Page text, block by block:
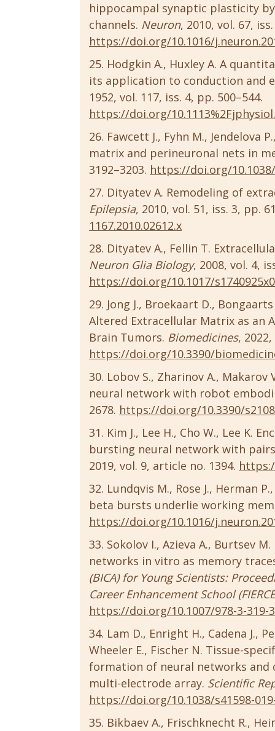
hippocampal synaptic plasticity
channels. Neuron, 2010, vol. 67,
https://doi.org/10.1016/
Hodgkin A., Huxley A. A
its application to conduction and
1952, vol. 117, iss. 4, pp. 500–544.
https://doi.org/
Fawcett J., Fyhn M., Jendelova
matrix and perineuronal nets in
3192–3203. https://doi.org/
Dityatev A. Remodeling of
Epilepsia, 2010, vol. 51, iss. 3, pp.
1167.2010.02612.x
Dityatev A., Fellin T.
Neuron Glia Biology, 2008, vol. 4,
https://doi.org/10.1017/
Jong J., Broekaart D.,
Altered Extracellular Matrix as an
Brain Tumors. Biomedicines,
https://doi.org/10.3390/
Lobov S., Zharinov A.,
neural network with robot
2678. https://doi.org/10.3390/
Kim J., Lee H., Cho W., Lee K.
bursting neural network with
2019, vol. 9, article no. 1394.
Lundqvis M., Rose J., Herman
beta bursts underlie working
https://doi.org/10.1016/
Sokolov I., Azieva A., Burtsev
networks in vitro as memory
(BICA) for Young Scientists:
Career Enhancement School
https://doi.org/10.1007/978-3-319-
Lam D., Enright H., Cadena J.,
Wheeler E., Fischer N. Tissue-
formation of neural networks and
multi-electrode array. Scientific
https://doi.org/10.1038/s41598-
Bikbaev A., Frischknecht R.,